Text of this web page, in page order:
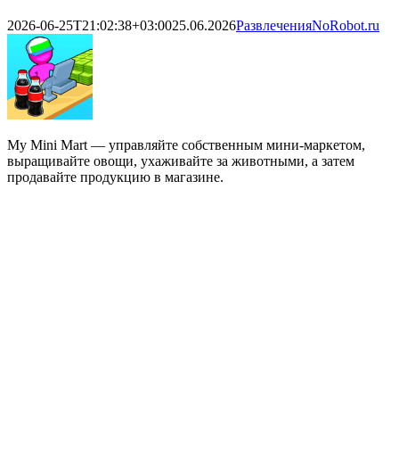
2026-06-25T21:02:38+03:0025.06.2026РазвлеченияNoRobot.ru
My Mini Mart — управляйте собственным мини-маркетом,
выращивайте овощи, ухаживайте за животными, а затем
продавайте продукцию в магазине.